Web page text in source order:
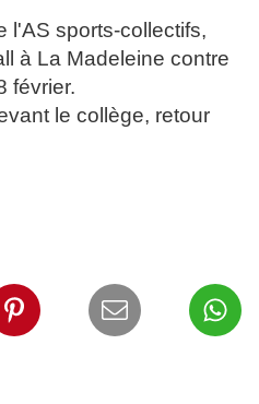
l'AS sports-collectifs,
à La Madeleine contre
février.
le collège, retour